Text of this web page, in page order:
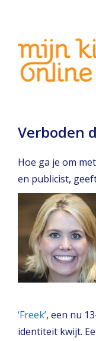
Verboden
Hoe ga je om
en publicist,
‘Freek’, een nu
identiteit kwijt.